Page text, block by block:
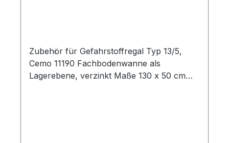
Zubehör für Gefahrstoffregal Typ 13/5,
Cemo 11190 Fachbodenwanne als
Lagerebene, verzinkt Maße 130 x 50 cm